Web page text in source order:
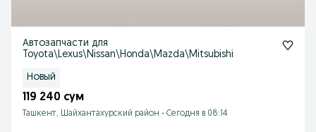
Автозапчасти для
Toyota\Lexus\Nissan\Honda\Mazda\Mitsubishi
Новый
119 240 сум
Ташкент, Шайхантахурский район - Сегодня в 08:14